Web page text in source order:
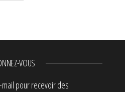
VOUS
pour recevoir des